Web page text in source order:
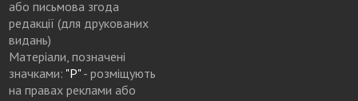
або письмова згода
редакції (для друкованих
видань)
Матеріали, позначені
значками: "Р"- розміщують
на правах реклами або